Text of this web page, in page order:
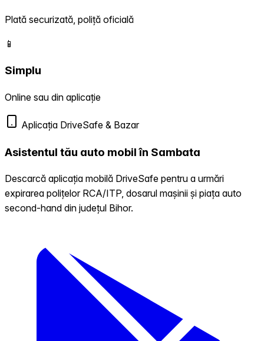
Plată securizată, poliță oficială
📱
Simplu
Online sau din aplicație
Aplicația DriveSafe & Bazar
Asistentul tău auto mobil în Sambata
Descarcă aplicația mobilă DriveSafe pentru a urmări
expirarea polițelor RCA/ITP, dosarul mașinii și piața auto
second-hand din județul Bihor.